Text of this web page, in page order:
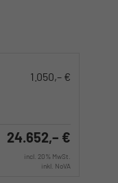
1.050,– €
24.652,– €
incl. 20% MwSt.
inkl. NoVA